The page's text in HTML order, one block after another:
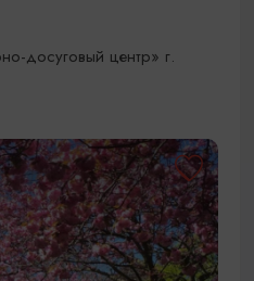
досуговый центр» г.